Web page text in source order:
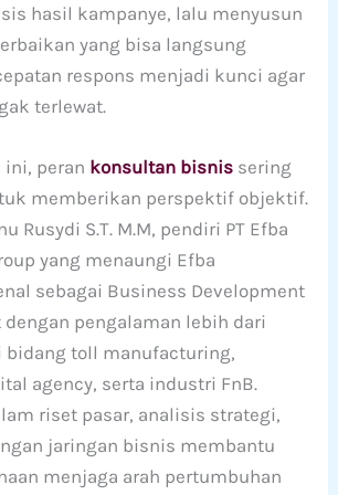
hasil kampanye, lalu menyusun
yang bisa langsung
respons menjadi kunci agar
terlewat.
peran konsultan bisnis sering
memberikan perspektif objektif.
Rusydi S.T. M.M, pendiri PT Efba
yang menaungi Efba
sebagai Business Development
dengan pengalaman lebih dari
bidang toll manufacturing,
agency, serta industri FnB.
riset pasar, analisis strategi,
jaringan bisnis membantu
menjaga arah pertumbuhan